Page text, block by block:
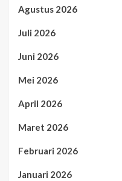
Agustus 2026
Juli 2026
Juni 2026
Mei 2026
April 2026
Maret 2026
Februari 2026
Januari 2026